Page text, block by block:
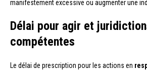
manifestement excessive ou augmenter une
Délai pour agir et
compétentes
Le délai de prescription pour les actions en